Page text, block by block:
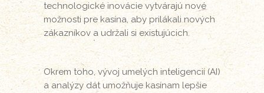
technologické inovácie vytvárajú nové
možnosti pre kasína, aby prilákali nových
zákazníkov a udržali si existujúcich.
Okrem toho, vývoj umelých inteligencií (AI)
a analýzy dát umožňuje kasínam lepšie